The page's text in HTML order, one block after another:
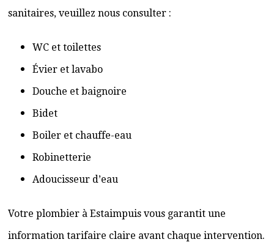
sanitaires, veuillez nous consulter :
WC et toilettes
Évier et lavabo
Douche et baignoire
Bidet
Boiler et chauffe-eau
Robinetterie
Adoucisseur d’eau
Votre plombier à Estaimpuis vous garantit une
information tarifaire claire avant chaque intervention.